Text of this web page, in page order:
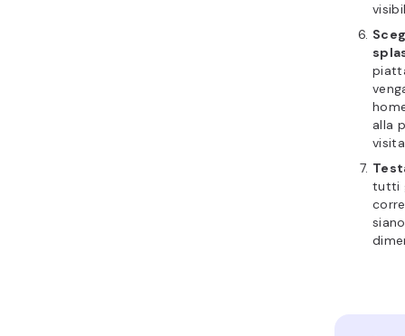
alla
tutti